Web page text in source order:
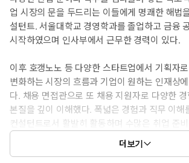
업 시장의 문을 두드리는 이들에게 명쾌한 해법
설턴트. 서울대학교 경영학과를 졸업하고 금융
시작하였으며 인사부에서 근무한 경력이 있다.
이후 호갱노노 등 다양한 스타트업에서 기획자
변화하는 시장의 흐름과 기업이 원하는 인재상
다. 채용 면접관으로 또 채용 지원자로 다양한
본질을 깊이 이해했다. 폭넓은 경험과 직무 이해
컨설턴트로서 활발히 활동하며 수많은 취업 준
주고 있다. 특히 국립 대학교에서 면접 특강을 진
랫폼에서 80건 이상의 모의 면접 컨설팅을 진행
더보기